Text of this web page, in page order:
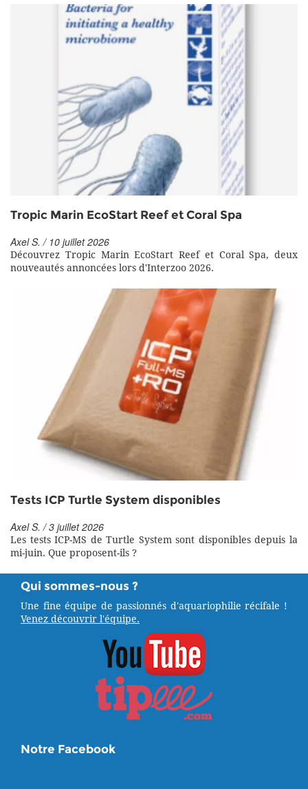
Tropic Marin EcoStart Reef et Coral Spa
Axel S. / 10 juillet 2026
Découvrez Tropic Marin EcoStart Reef et Coral Spa, deux
nouveautés annoncées lors d'Interzoo 2026.
Tests ICP Turtle System disponibles
Axel S. / 3 juillet 2026
Les tests ICP-MS de Turtle System sont disponibles depuis la
mi-juin. Que proposent-ils ?
Qui sommes-nous ?
Une fine équipe de passionnés d'aquariophilie récifale !
Venez découvrir l'équipe.
Notre Facebook